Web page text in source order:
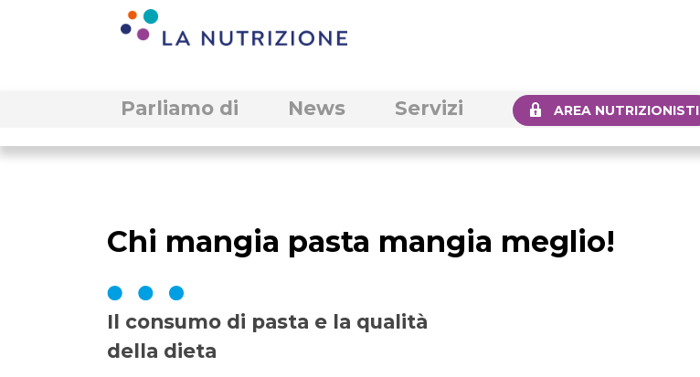
Parliamo di News Servizi AREA NUTRIZIONISTI
Chi mangia pasta mangia meglio!
Il consumo di pasta e la qualità
della dieta